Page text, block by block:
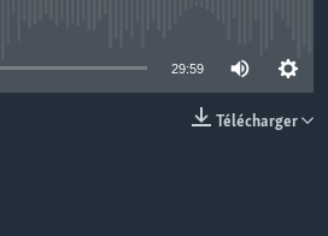
29:59
Télécharger